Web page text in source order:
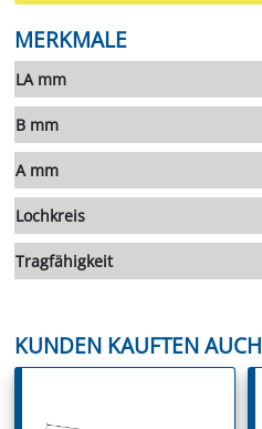
MERKMALE
LA mm
B mm
A mm
Lochkreis
Tragfähigkeit
KUNDEN KAUFTEN AUCH